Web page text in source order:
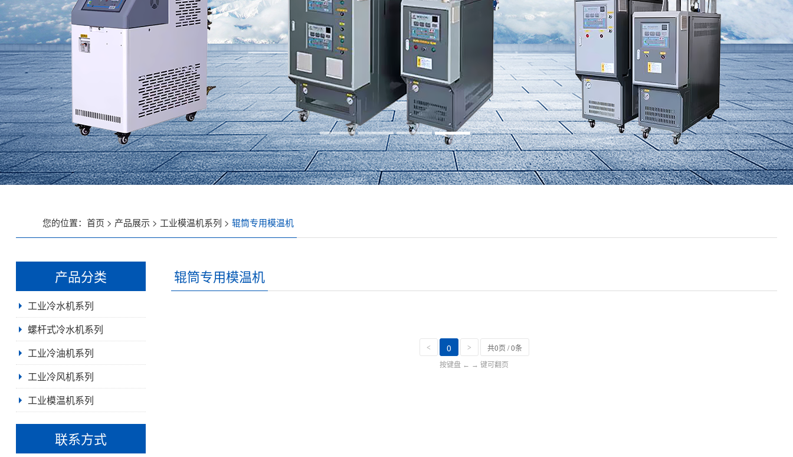
冷热一体恒温机
行业专用制冷设备
螺杆式冷水机系列
螺杆式冷水机系列
螺杆式冷水机系列
螺杆式冷水机系列
螺杆式冷水机系列
低温螺杆式冷水机
水冷螺杆式冷水机
您的位置： 首页 > 产品展示 > 工业模温机系列 > 辊筒专用模温机
产品分类
工业冷水机系列
风冷式冷水机
水冷式冷水机
低温式水冷机
冷热一体恒温机
行业专用制冷设备
螺杆式冷水机系列
工业冷油机系列
工业冷风机系列
工业模温机系列
联系方式
辊筒专用模温机
< 0 > 共0页 / 0条
按键盘 ← → 键可翻页